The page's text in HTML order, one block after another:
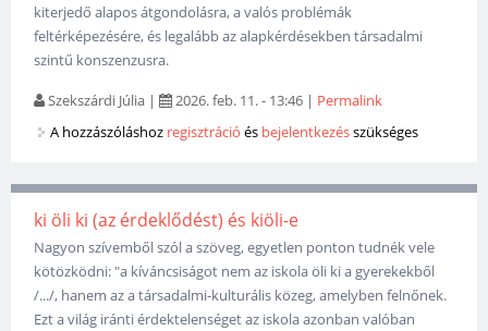
kiterjedő alapos átgondolásra, a valós problémák
feltérképezésére, és legalább az alapkérdésekben társadalmi
szintű konszenzusra.
Szekszárdi Júlia | 2026. feb. 11. - 13:46 | Permalink
A hozzászóláshoz regisztráció és bejelentkezésszükséges
ki öli ki (az érdeklődést) és kiöli-e
Nagyon szívemből szól a szöveg, egyetlen ponton tudnék vele
kötözködni: "a kíváncsiságot nem az iskola öli ki a gyerekekből
/.../, hanem az a társadalmi-kulturális közeg, amelyben felnőnek.
Ezt a világ iránti érdektelenséget az iskola azonban valóban